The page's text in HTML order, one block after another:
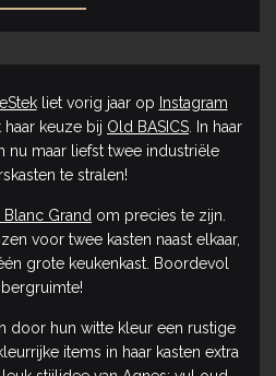
liet vorig jaar op Instagram
keuze bij Old BASICS . In haar
nu maar liefst twee industriële
te stralen!
Grand om precies te zijn.
voor twee kasten naast elkaar,
grote keukenkast. Boordevol
door hun witte kleur een rustige
items in haar kasten extra